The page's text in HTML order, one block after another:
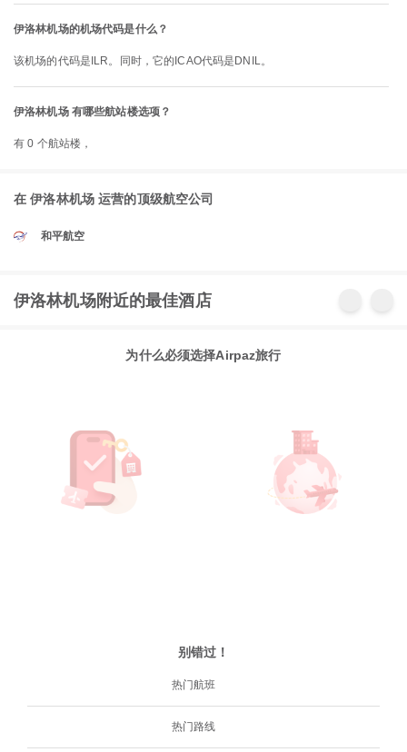
伊洛林机场的机场代码是什么？
该机场的代码是ILR。同时，它的ICAO代码是DNIL。
伊洛林机场 有哪些航站楼选项？
有 0 个航站楼，
在 伊洛林机场 运营的顶级航空公司
和平航空
伊洛林机场附近的最佳酒店
为什么必须选择Airpaz旅行
别错过！
热门航班
热门路线